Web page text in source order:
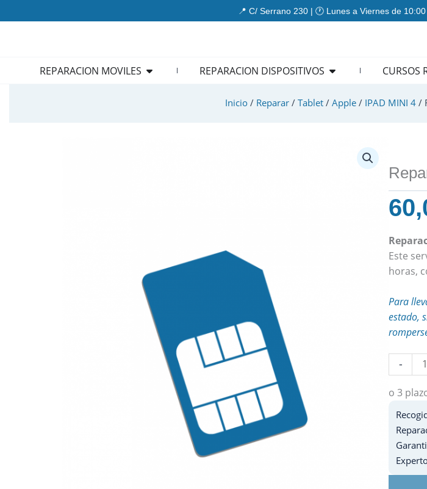
al
📍 C/ Serrano 230 | 🕐 Lunes a Viernes de
REPARACION MOVILES Open REPARACION MOVILES
REPARACION DISPOSITIVOS Open REPARACION
CURSOS
Inicio/ Reparar/ Tablet/ Apple/ IPAD MINI 4/
Este
horas,
Para
estado,
-
Reparar
Carga
Ipad
o 3